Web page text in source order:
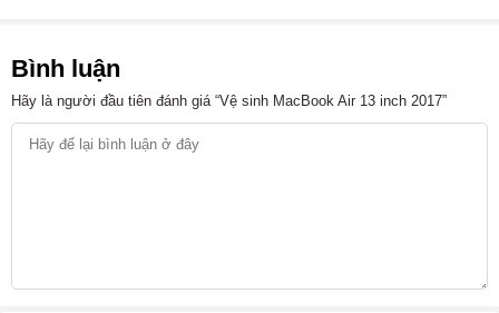
Bình luận
Hãy là người đầu tiên đánh giá “Vệ sinh MacBook Air 13 inch 2017”